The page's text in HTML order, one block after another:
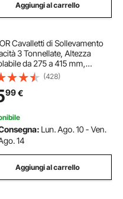
Aggiungi al carrello
Cavalletti di Sollevamento
3 Tonnellate, Altezza
da 275 a 415 mm,
Cavalletti di Sollevamento
con Bloccaggio, per SUV,
Nero e Arancione
(428)
99€
Lun. Ago. 10 - Ven.
14
Aggiungi al carrello